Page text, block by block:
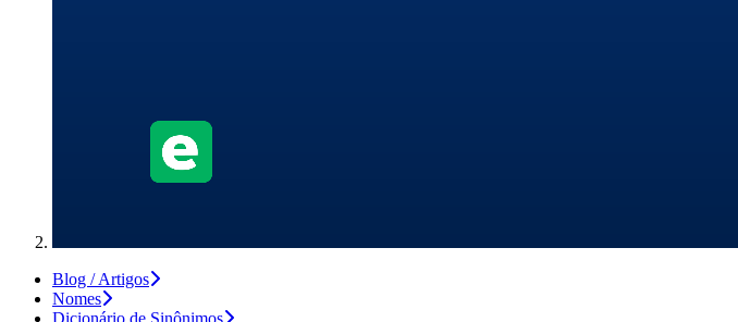
Blog / Artigos
Nomes
Dicionário de Sinônimos